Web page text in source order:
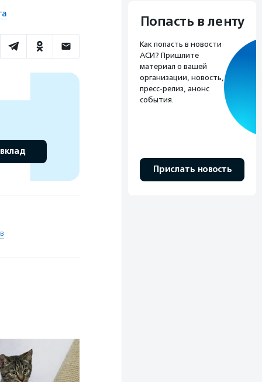
Попасть в ленту
Как попасть в новости
АСИ? Пришлите
материал о вашей
организации, новость,
пресс-релиз, анонс
события.
Прислать новость